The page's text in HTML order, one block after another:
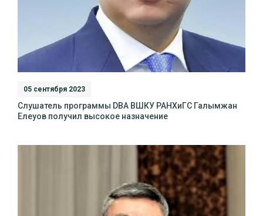
05 сентября 2023
Слушатель программы DBA ВШКУ РАНХиГС Галымжан
Елеуов получил высокое назначение